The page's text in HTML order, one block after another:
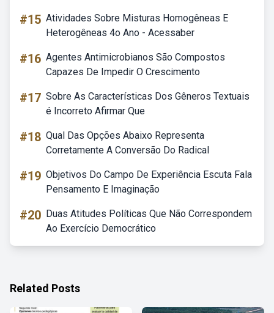
#15 Atividades Sobre Misturas Homogêneas E
Heterogêneas 4o Ano - Acessaber
#16 Agentes Antimicrobianos São Compostos
Capazes De Impedir O Crescimento
#17 Sobre As Características Dos Gêneros Textuais
é Incorreto Afirmar Que
#18 Qual Das Opções Abaixo Representa
Corretamente A Conversão Do Radical
#19 Objetivos Do Campo De Experiência Escuta Fala
Pensamento E Imaginação
#20 Duas Atitudes Políticas Que Não Correspondem
Ao Exercício Democrático
Related Posts